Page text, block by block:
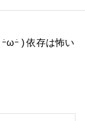
̀ωｰ́ ) 依存は怖い